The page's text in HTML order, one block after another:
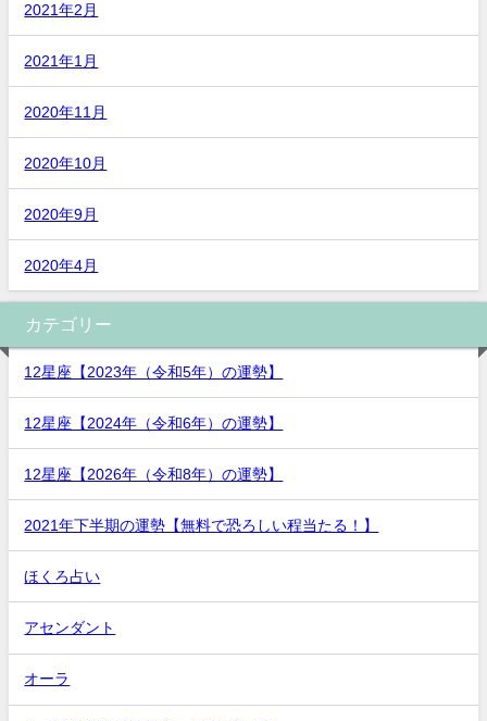
2021年2月
2021年1月
2020年11月
2020年10月
2020年9月
2020年4月
カテゴリー
12星座【2023年（令和5年）の運勢】
12星座【2024年（令和6年）の運勢】
12星座【2026年（令和8年）の運勢】
2021年下半期の運勢【無料で恐ろしい程当たる！】
ほくろ占い
アセンダント
オーラ